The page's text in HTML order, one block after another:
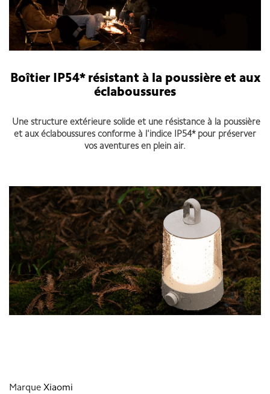
Boîtier IP54* résistant à la poussière et aux
éclaboussures
Une structure extérieure solide et une résistance à la poussière
et aux éclaboussures conforme à l'indice IP54* pour préserver
vos aventures en plein air.
Marque Xiaomi